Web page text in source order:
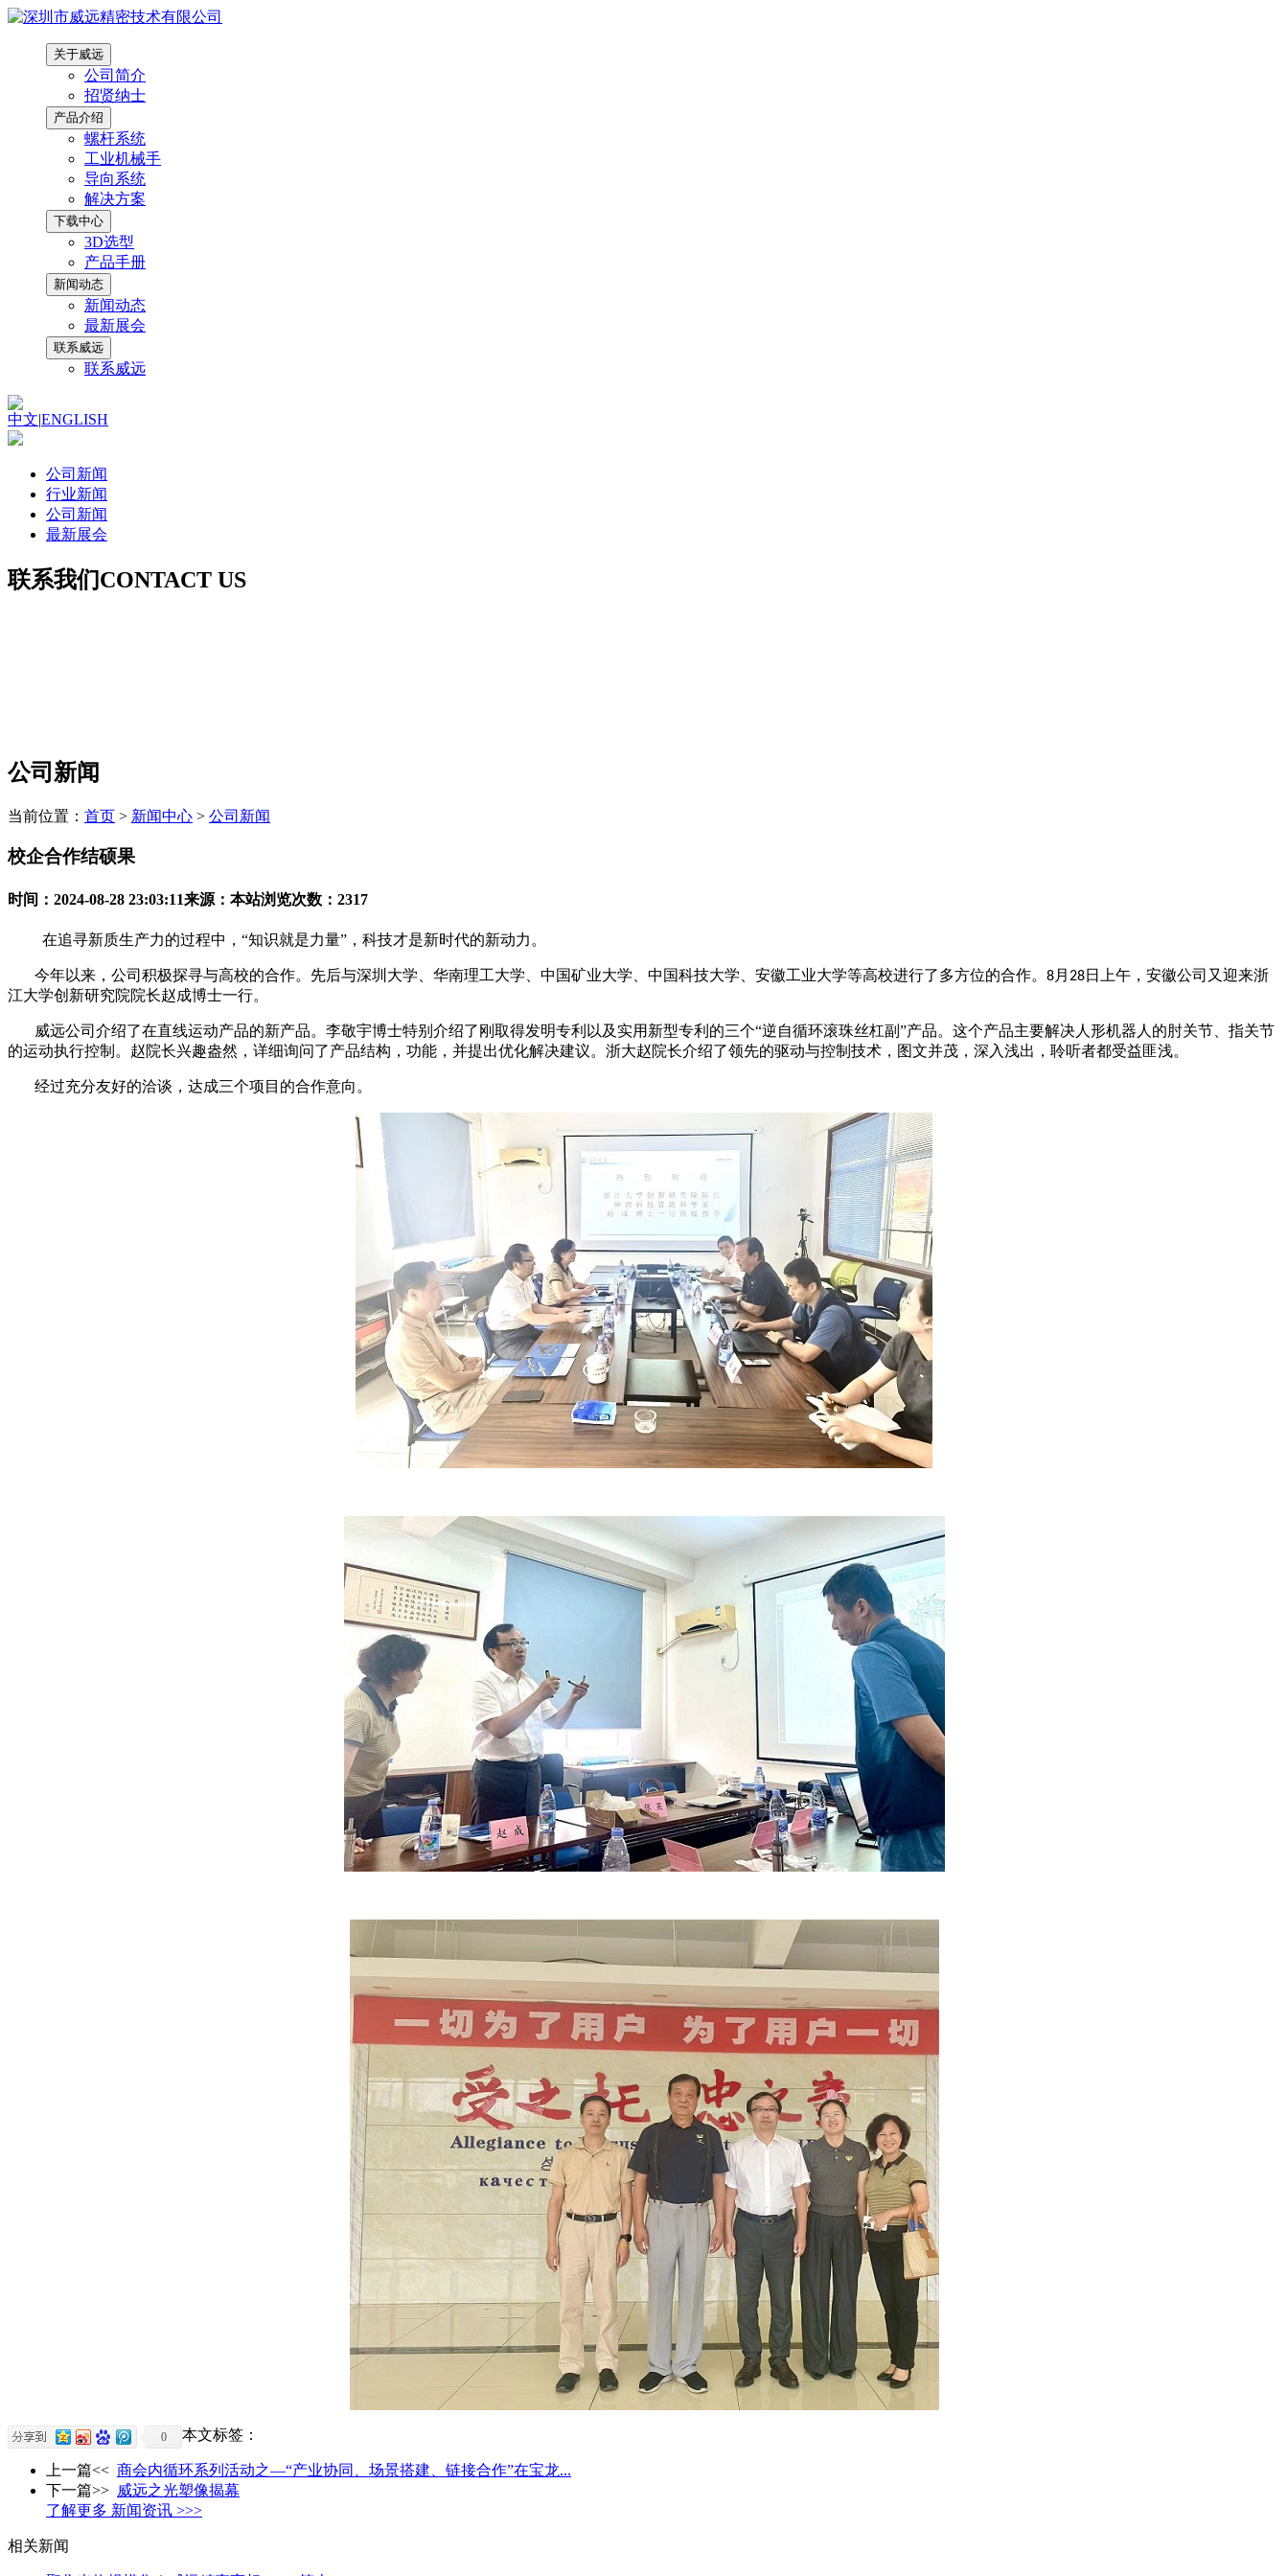
关于威远
公司简介
招贤纳士
产品介绍
螺杆系统
工业机械手
导向系统
解决方案
下载中心
3D选型
产品手册
新闻动态
新闻动态
最新展会
联系威远
联系威远
中文|ENGLISH
公司新闻
行业新闻
公司新闻
最新展会
联系我们CONTACT US
公司新闻
当前位置： 首页 > 新闻中心 > 公司新闻
校企合作结硕果
时间：2024-08-28 23:03:11来源：本站浏览次数：2317
在追寻新质生产力的过程中，“知识就是力量”，科技才是新时代的新动力 。
今年以来，公司积极探寻与高校的合作。先后与深圳大学、华南理工大学、中国矿业大学、中国科技大学、安徽工业大学等高校进行了多方位的合作。 8月 28日上午，安徽公司又迎来浙
江大学创新研究院院长赵成博士一行。
威远公司介绍了在直线运动产品的新产品。李敬宇博士特别介绍了刚取得发明专利以及实用新型专利的三个“逆自循环滚珠丝杠副”产品。这个产品主要解决人形机器人的肘关节、指关节
的运动执行控制。赵院长兴趣盎然，详细询问了产品结构，功能，并提出优化解决建议。浙大赵院长介绍了领先的驱动与控制技术，图文并茂，深入浅出，聆听者都受益匪浅。
经过充分友好的洽谈，达成三个项目的合作意向。
本文标签：
0
上一篇<< 商会内循环系列活动之—“产业协同、场景搭建、链接合作”在宝龙...
下一篇>> 威远之光塑像揭幕
了解更多 新闻资讯 >>>
相关新闻